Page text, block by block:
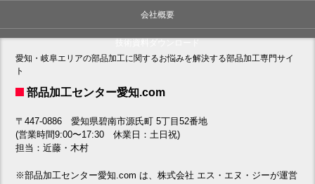
会社概要
技術資料ダウンロード
愛知・岐阜エリアの部品加工に関するお悩みを解決する部品加工専門サイ
ト
部品加工センター愛知.com
〒447-0886 愛知県碧南市源氏町 5丁目52番地
(営業時間9:00〜17:30 休業日：土日祝)
担当：近藤・木村
※部品加工センター愛知.com は、株式会社 エス・エヌ・ジーが運営